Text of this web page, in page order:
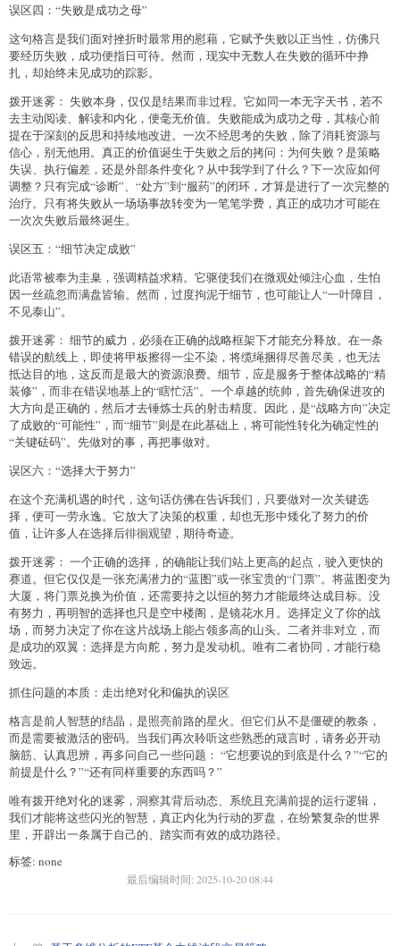
误区四：“失败是成功之母”
这句格言是我们面对挫折时最常用的慰藉，它赋予失败以正当性，仿佛只
要经历失败，成功便指日可待。然而，现实中无数人在失败的循环中挣
扎，却始终未见成功的踪影。
拨开迷雾： 失败本身，仅仅是结果而非过程。它如同一本无字天书，若不
去主动阅读、解读和内化，便毫无价值。失败能成为成功之母，其核心前
提在于深刻的反思和持续地改进。一次不经思考的失败，除了消耗资源与
信心，别无他用。真正的价值诞生于失败之后的拷问：为何失败？是策略
失误、执行偏差，还是外部条件变化？从中我学到了什么？下一次应如何
调整？只有完成“诊断”、“处方”到“服药”的闭环，才算是进行了一次完整的
治疗。只有将失败从一场场事故转变为一笔笔学费，真正的成功才可能在
一次次失败后最终诞生。
误区五：“细节决定成败”
此语常被奉为圭臬，强调精益求精。它驱使我们在微观处倾注心血，生怕
因一丝疏忽而满盘皆输。然而，过度拘泥于细节，也可能让人“一叶障目，
不见泰山”。
拨开迷雾： 细节的威力，必须在正确的战略框架下才能充分释放。在一条
错误的航线上，即使将甲板擦得一尘不染，将缆绳捆得尽善尽美，也无法
抵达目的地，这反而是最大的资源浪费。细节，应是服务于整体战略的“精
装修”，而非在错误地基上的“瞎忙活”。一个卓越的统帅，首先确保进攻的
大方向是正确的，然后才去锤炼士兵的射击精度。因此，是“战略方向”决定
了成败的“可能性”，而“细节”则是在此基础上，将可能性转化为确定性的
“关键砝码”。先做对的事，再把事做对。
误区六：“选择大于努力”
在这个充满机遇的时代，这句话仿佛在告诉我们，只要做对一次关键选
择，便可一劳永逸。它放大了决策的权重，却也无形中矮化了努力的价
值，让许多人在选择后徘徊观望，期待奇迹。
拨开迷雾： 一个正确的选择，的确能让我们站上更高的起点，驶入更快的
赛道。但它仅仅是一张充满潜力的“蓝图”或一张宝贵的“门票”。将蓝图变为
大厦，将门票兑换为价值，还需要持之以恒的努力才能最终达成目标。没
有努力，再明智的选择也只是空中楼阁，是镜花水月。选择定义了你的战
场，而努力决定了你在这片战场上能占领多高的山头。二者并非对立，而
是成功的双翼：选择是方向舵，努力是发动机。唯有二者协同，才能行稳
致远。
抓住问题的本质：走出绝对化和偏执的误区
格言是前人智慧的结晶，是照亮前路的星火。但它们从不是僵硬的教条，
而是需要被激活的密码。当我们再次聆听这些熟悉的箴言时，请务必开动
脑筋、认真思辨，再多问自己一些问题： “它想要说的到底是什么？”“它的
前提是什么？”“还有同样重要的东西吗？”
唯有拨开绝对化的迷雾，洞察其背后动态、系统且充满前提的运行逻辑，
我们才能将这些闪光的智慧，真正内化为行动的罗盘，在纷繁复杂的世界
里，开辟出一条属于自己的、踏实而有效的成功路径。
标签: none
最后编辑时间: 2025-10-20 08:44